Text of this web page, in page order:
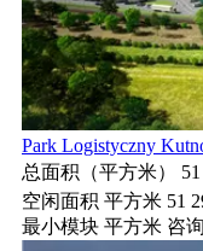
Park Logistyczny
总面积（平方米）
空闲面积 平方米 51
最小模块 平方米 咨询